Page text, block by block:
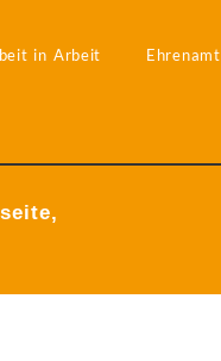
in Arbeit Ehrenamt